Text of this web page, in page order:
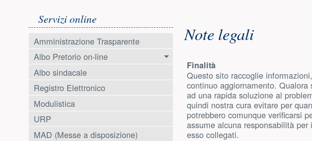
Menu laterale
Servizi online
Amministrazione Trasparente
Albo Pretorio on-line
Albo sindacale
Registro Elettronico
Modulistica
URP
MAD (Messe a disposizione)
Note legali
Finalità
Questo sito raccoglie
continuo aggiornamento.
ad una rapida soluzione al
quindi nostra cura evitare per
potrebbero comunque verificarsi
assume alcuna responsabilità
esso collegati.